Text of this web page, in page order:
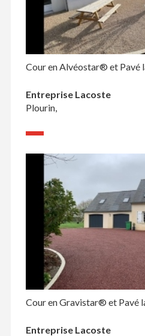
Cour en Alvéostar® et Pavé
Entreprise Lacoste
Plourin,
Cour en Gravistar® et Pavé
Entreprise Lacoste